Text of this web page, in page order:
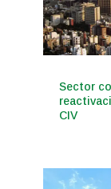
Sector
CIV